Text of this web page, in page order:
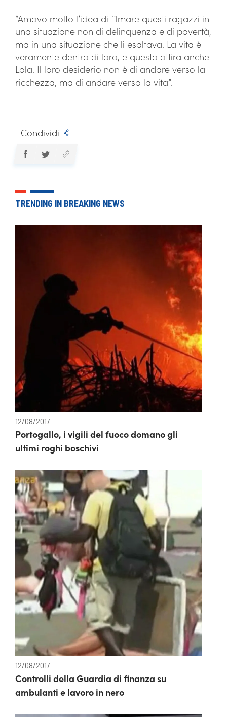
“Amavo molto l’idea di filmare questi ragazzi in
una situazione non di delinquenza e di povertà,
ma in una situazione che li esaltava. La vita è
veramente dentro di loro, e questo attira anche
Lola. Il loro desiderio non è di andare verso la
ricchezza, ma di andare verso la vita”.
Condividi
TRENDING IN BREAKING NEWS
12/08/2017
Portogallo, i vigili del fuoco domano gli
ultimi roghi boschivi
12/08/2017
Controlli della Guardia di finanza su
ambulanti e lavoro in nero